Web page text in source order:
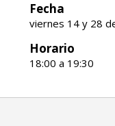
Fecha
viernes 14 y 28
Horario
18:00 a 19:30